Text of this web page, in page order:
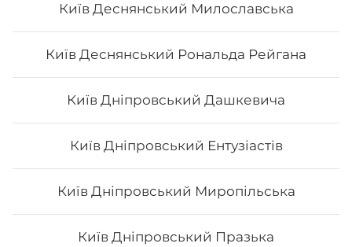
Київ Деснянський Милославська
Київ Деснянський Рональда Рейгана
Київ Дніпровський Дашкевича
Київ Дніпровський Ентузіастів
Київ Дніпровський Миропільська
Київ Дніпровський Празька
Філадельфія з тигровою креветкою
креветка
196₴ Хочу